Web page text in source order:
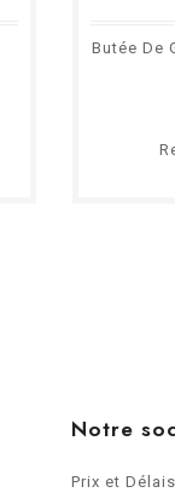
Butée De
Notre
Prix et